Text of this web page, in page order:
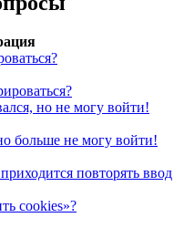
но не могу войти!
больше не могу войти!
повторять ввод
cookies»?